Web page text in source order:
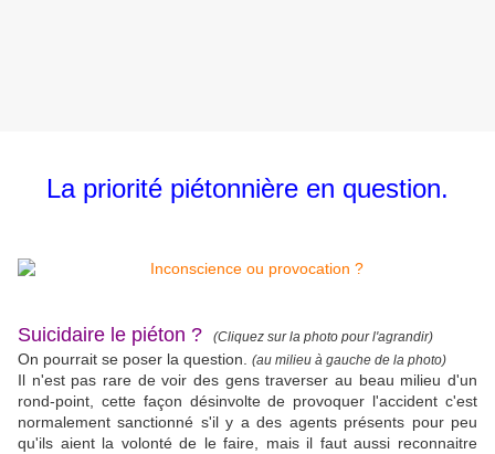
La priorité piétonnière en question.
Suicidaire le piéton ? (Cliquez sur la photo pour l'agrandir)
On pourrait se poser la question. (au milieu à gauche de la photo)
Il n'est pas rare de voir des gens traverser au beau milieu d'un
rond-point, cette façon désinvolte de provoquer l'accident c'est
normalement sanctionné s'il y a des agents présents pour peu
qu'ils aient la volonté de le faire, mais il faut aussi reconnaitre